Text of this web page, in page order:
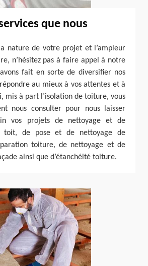
que nous
nature de votre projet et l’ampleur
n’hésitez pas à faire appel à notre
fait en sorte de diversifier nos
au mieux à vos attentes et à
mis à part l’isolation de toiture, vous
nous consulter pour nous laisser
vos projets de nettoyage et de
toit, de pose et de nettoyage de
toiture, de nettoyage et de
ainsi que d’étanchéité toiture.